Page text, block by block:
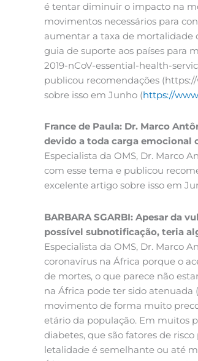
é tentar diminuir o impacto na
movimentos necessários para
aumentar a taxa de mortalidade
guia de suporte aos países para
2019-nCoV-essential-health-
publicou recomendações
sobre isso em Junho (https://
France de Paula: Dr. Marco
devido a toda carga emocional
Especialista da OMS, Dr. Marco
com esse tema e publicou
excelente artigo sobre isso em
BARBARA SGARBI: Apesar da
possível subnotificação, teria
Especialista da OMS, Dr. Marco
coronavírus na África porque o
de mortes, o que parece não
na África pode ter sido
movimento de forma muito
etário da população. Em muitos
diabetes, que são fatores de
letalidade é semelhante ou até